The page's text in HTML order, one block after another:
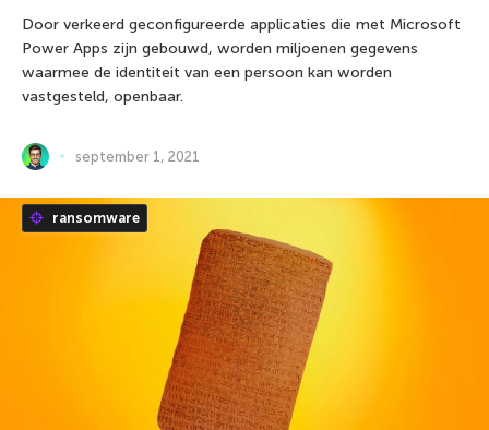
Door verkeerd geconfigureerde applicaties die met Microsoft
Power Apps zijn gebouwd, worden miljoenen gegevens
waarmee de identiteit van een persoon kan worden
vastgesteld, openbaar.
september 1, 2021
ransomware